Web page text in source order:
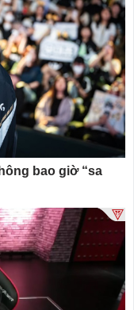
bao giờ “sa